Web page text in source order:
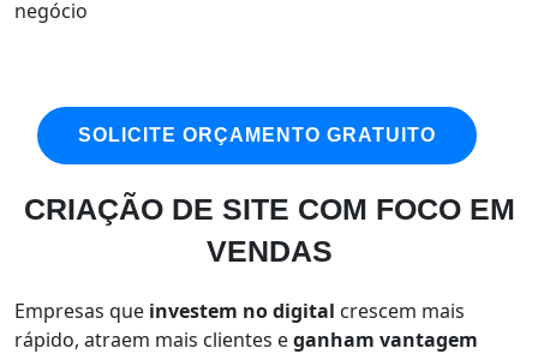
negócio
SOLICITE ORÇAMENTO GRATUITO
CRIAÇÃO DE SITE COM FOCO EM
VENDAS
Empresas que investem no digital crescem mais
rápido, atraem mais clientes eganham vantagem